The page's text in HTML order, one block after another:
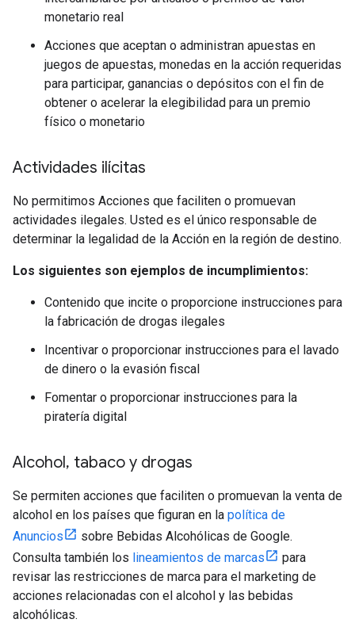
monetario real
Acciones que aceptan o administran apuestas en
juegos de apuestas, monedas en la acción requeridas
para participar, ganancias o depósitos con el fin de
obtener o acelerar la elegibilidad para un premio
físico o monetario
Actividades ilícitas
No permitimos Acciones que faciliten o promuevan
actividades ilegales. Usted es el único responsable de
determinar la legalidad de la Acción en la región de destino.
Los siguientes son ejemplos de incumplimientos:
Contenido que incite o proporcione instrucciones para
la fabricación de drogas ilegales
Incentivar o proporcionar instrucciones para el lavado
de dinero o la evasión fiscal
Fomentar o proporcionar instrucciones para la
piratería digital
Alcohol, tabaco y drogas
Se permiten acciones que faciliten o promuevan la venta de
alcohol en los países que figuran en la política de
Anuncios
sobre Bebidas Alcohólicas de Google.
Consulta también los lineamientos de marcas
para
revisar las restricciones de marca para el marketing de
acciones relacionadas con el alcohol y las bebidas
alcohólicas.